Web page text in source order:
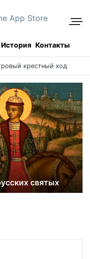
История Контакты
крестный ход
святых